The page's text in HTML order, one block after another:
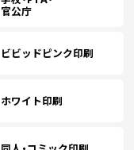
官公庁
ビビッドピンク印刷
ホワイト印刷